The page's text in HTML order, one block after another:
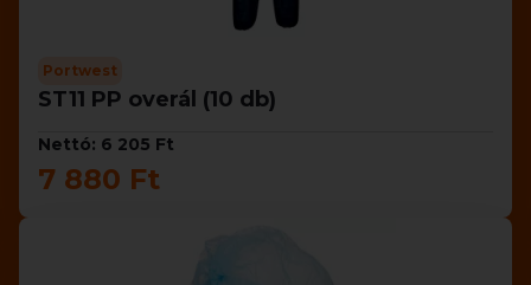
Portwest
ST11 PP overál (10 db)
Nettó: 6 205 Ft
7 880 Ft